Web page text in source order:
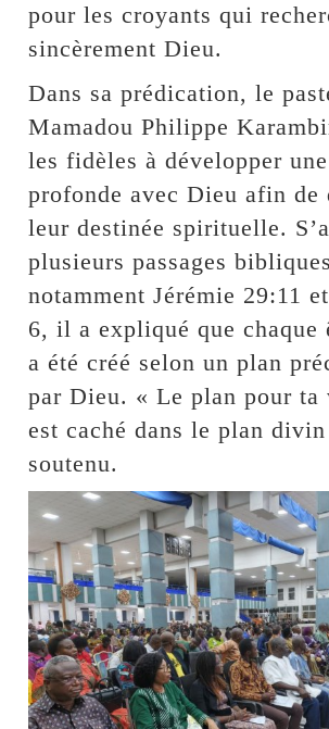
pour les croyants qui
sincèrement Dieu.
Dans sa prédication, le
Mamadou Philippe
les fidèles à développer
profonde avec Dieu afin de
leur destinée spirituelle.
plusieurs passages
notamment Jérémie 29:11
6, il a expliqué que chaque
a été créé selon un plan
par Dieu. « Le plan pour ta
est caché dans le plan
soutenu.